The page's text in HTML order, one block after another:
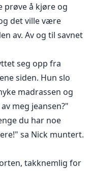
prøve å kjøre og
det ville være
av. Av og til savnet
seg opp fra
siden. Hun slo
madrassen og
meg jeansen?"
du har noe
sa Nick muntert.
takknemlig for